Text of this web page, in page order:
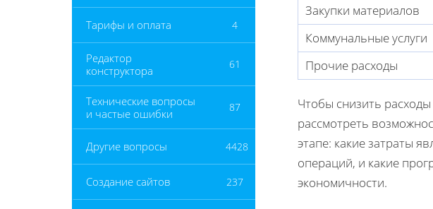
Тарифы и оплата 4
Редактор
конструктора
61
Технические вопросы
и частые ошибки
87
Другие вопросы 4428
Создание сайтов 237
Закупки материалов
Коммунальные услуги
Прочие расходы
Чтобы снизить
рассмотреть
этапе: какие затраты
операций, и какие
экономичности.